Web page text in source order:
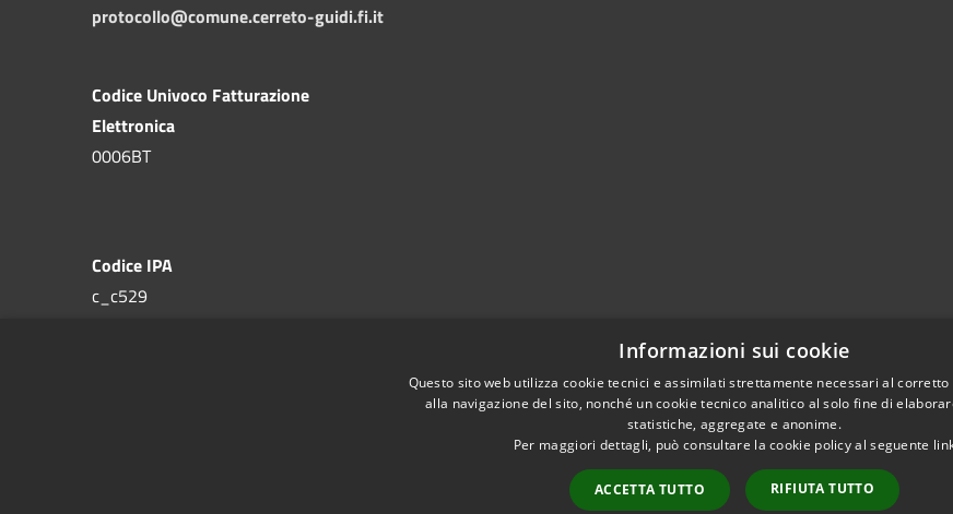
protocollo@comune.cerreto-guidi.fi.it
Codice Univoco Fatturazione
Elettronica
0006BT
Codice IPA
c_c529
WhatsApp Cerreto Copyright © 2026 •
Informazioni sui cookie
Questo sito web utilizza cookie tecnici e assimilati strettamente necessari al
alla navigazione del sito, nonché un cookie tecnico analitico al solo fine di
statistiche, aggregate e anonime.
Per maggiori dettagli, può consultare la cookie policy al seguente
ACCETTA TUTTO RIFIUTA TUTTO